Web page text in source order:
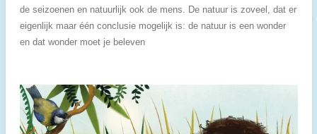
de seizoenen en natuurlijk ook de mens. De natuur is zoveel, dat er
eigenlijk maar één conclusie mogelijk is: de natuur is een wonder
en dat wonder moet je beleven